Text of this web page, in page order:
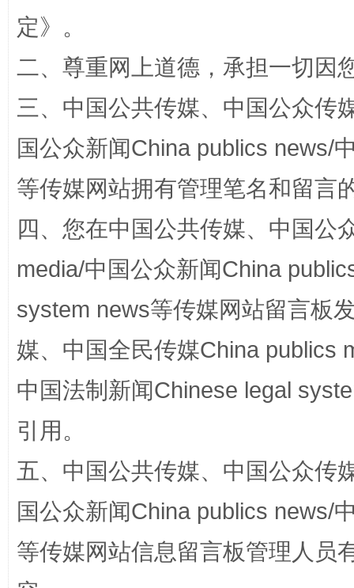
习近平的博鳌关键词
魏明亮
生
定》。
二、尊重网上道德，承担一切因
三、中国公共传媒、中国公众传
国公众新闻China publics news/
等传媒网站拥有管理笔名和留言
四、您在中国公共传媒、中国公
media/中国公众新闻China
system news等传媒网站留言板
媒、中国全民传媒China publics
中国法制新闻Chinese legal
引用。
五、中国公共传媒、中国公众传
国公众新闻China publics news/
等传媒网站信息留言板管理人员